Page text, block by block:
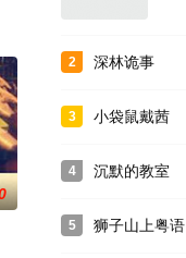
2 深林诡事
3 小袋鼠戴茜
4 沉默的教室
5 狮子山上粤语